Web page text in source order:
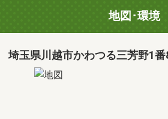
地図･環境
埼玉県川越市かわつる三芳野1